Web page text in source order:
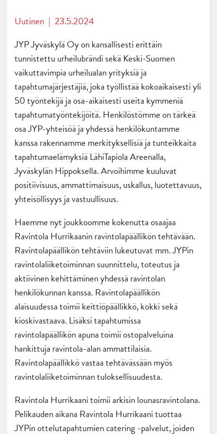
Uutinen | 23.5.2024
JYP Jyväskylä Oy on kansallisesti erittäin
tunnistettu urheilubrändi sekä Keski-Suomen
vaikuttavimpia urheilualan yrityksiä ja
tapahtumajärjestäjiä, joka työllistää kokoaikaisesti yli
50 työntekijä ja osa-aikaisesti useita kymmeniä
tapahtumatyöntekijöitä. Henkilöstömme on tärkeä
osa JYP-yhteisöä ja yhdessä henkilökuntamme
kanssa rakennamme merkityksellisiä ja tunteikkaita
tapahtumaelämyksiä LähiTapiola Areenalla,
Jyväskylän Hippoksella. Arvoihimme kuuluvat
positiivisuus, ammattimaisuus, uskallus, luotettavuus,
yhteisöllisyys ja vastuullisuus.
Haemme nyt joukkoomme kokenutta osaajaa
Ravintola Hurrikaanin ravintolapäällikön tehtävään.
Ravintolapäällikön tehtäviin lukeutuvat mm. JYPin
ravintolaliiketoiminnan suunnittelu, toteutus ja
aktiivinen kehittäminen yhdessä ravintolan
henkilökunnan kanssa. Ravintolapäällikön
alaisuudessa toimii keittiöpäällikkö, kokki sekä
kioskivastaava. Lisäksi tapahtumissa
ravintolapäällikön apuna toimii ostopalveluina
hankittuja ravintola-alan ammattilaisia.
Ravintolapäällikkö vastaa tehtävässään myös
ravintolaliiketoiminnan tuloksellisuudesta.
Ravintola Hurrikaani toimii arkisin lounasravintolana.
Pelikauden aikana Ravintola Hurrikaani tuottaa
JYPin ottelutapahtumien catering -palvelut, joiden